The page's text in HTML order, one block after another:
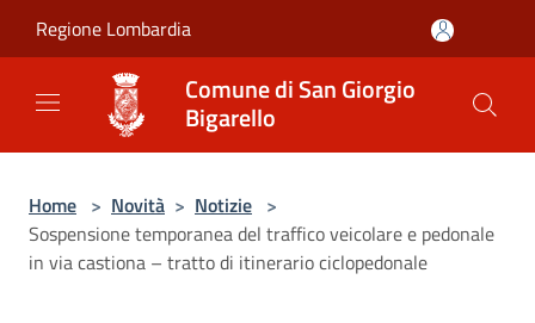
Regione Lombardia
Comune di San Giorgio
Bigarello
Home > Novità > Notizie >
Sospensione temporanea del traffico veicolare e pedonale
in via castiona – tratto di itinerario ciclopedonale